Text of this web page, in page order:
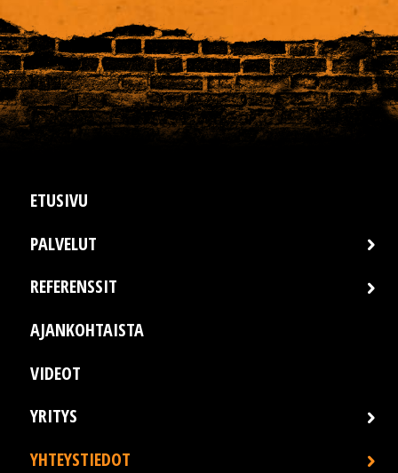
ETUSIVU
PALVELUT
REFERENSSIT
AJANKOHTAISTA
VIDEOT
YRITYS
YHTEYSTIEDOT